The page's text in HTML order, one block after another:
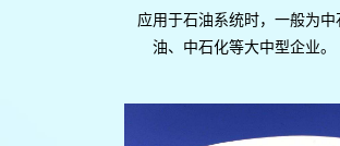
应用于石油系统时，一般为中
油、中石化等大中型企业。